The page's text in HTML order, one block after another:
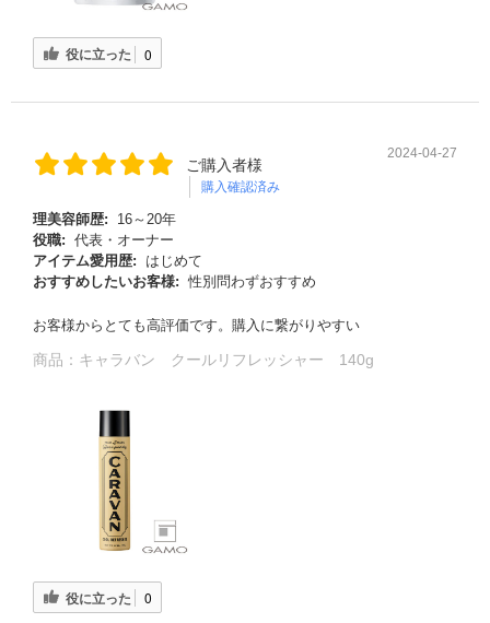
役に立った 0
ご購入者様
購入確認済み
2024-04-27
理美容師歴:
16～20年
役職: 代表・オーナー
アイテム愛用歴:
はじめて
おすすめしたいお客様: 性別問わずおすすめ
お客様からとても高評価です。購入に繋がりやすい
商品： キャラバン クールリフレッシャー 140g
役に立った 0